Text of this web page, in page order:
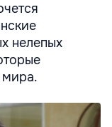
нелепых
мира.